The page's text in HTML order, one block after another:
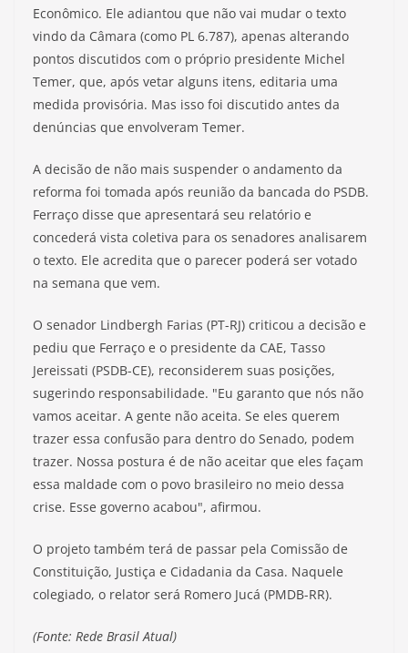
Econômico. Ele adiantou que não vai mudar o texto
vindo da Câmara (como PL 6.787), apenas alterando
pontos discutidos com o próprio presidente Michel
Temer, que, após vetar alguns itens, editaria uma
medida provisória. Mas isso foi discutido antes da
denúncias que envolveram Temer.
A decisão de não mais suspender o andamento da
reforma foi tomada após reunião da bancada do PSDB.
Ferraço disse que apresentará seu relatório e
concederá vista coletiva para os senadores analisarem
o texto. Ele acredita que o parecer poderá ser votado
na semana que vem.
O senador Lindbergh Farias (PT-RJ) criticou a decisão e
pediu que Ferraço e o presidente da CAE, Tasso
Jereissati (PSDB-CE), reconsiderem suas posições,
sugerindo responsabilidade. "Eu garanto que nós não
vamos aceitar. A gente não aceita. Se eles querem
trazer essa confusão para dentro do Senado, podem
trazer. Nossa postura é de não aceitar que eles façam
essa maldade com o povo brasileiro no meio dessa
crise. Esse governo acabou", afirmou.
O projeto também terá de passar pela Comissão de
Constituição, Justiça e Cidadania da Casa. Naquele
colegiado, o relator será Romero Jucá (PMDB-RR).
(Fonte: Rede Brasil Atual)